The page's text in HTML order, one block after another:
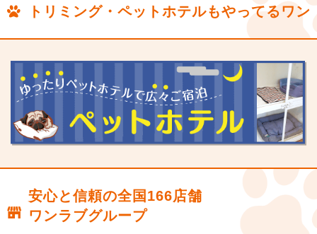
トリミング・ペットホテルもやってるワン
安心と信頼の全国166店舗
ワンラブグループ